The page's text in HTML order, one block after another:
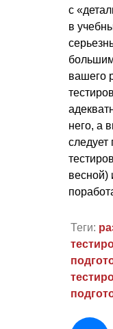
с
в
вашего
него, а
следует
весной)
Теги: